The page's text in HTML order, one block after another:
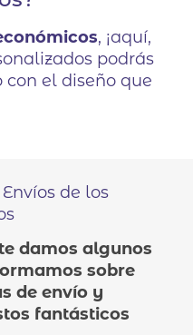
, ¡aquí,
podrás
el diseño que
de los
damos algunos
sobre
de envío y
fantásticos